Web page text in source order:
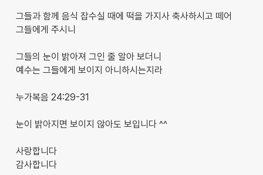
그들과 함께 음식 잡수실 때에 떡을 가지사 축사하시고 떼어
그들에게 주시니
그들의 눈이 밝아져 그인 줄 알아 보더니
예수는 그들에게 보이지 아니하시는지라
누가복음 24:29-31
눈이 밝아지면 보이지 않아도 보입니다 ^^
사랑합니다
감사합니다